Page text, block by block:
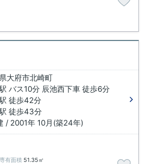
大府市北崎町
バス10分 辰池西下車 徒歩6分
徒歩42分
徒歩43分
/ 2001年 10月(築24年)
専有面積 51.35㎡